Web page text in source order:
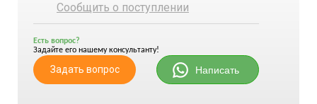
Сообщить о поступлении
Есть вопрос?
Задайте его нашему консультанту!
Задать вопрос Написать